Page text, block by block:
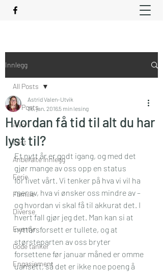
Innlegg
All Posts
Alvor
Fest
Anbefalte innlegg
Ferie
Familie
Diverse
Eventyr
Gode tanker
Engasjement
All Posts
Hvordan få tid til alt du har
lyst til?
Astrid Valen-Utvik
26. jan. 20165 min lesing
Et nytt år er godt igang, og med det
gjør mange av oss opp en status
for livet vårt. Vi tenker på hva vi vil ha
mer av, hva vi ønsker oss mindre av –
og hvordan vi skal få til akkurat det. I
hvert fall gjør jeg det. Man kan si at
nyttårsforsett er tullete, og at
størsteparten av oss bryter
forsettene før januar måned er omme
uansett, så det er ikke noe poeng å